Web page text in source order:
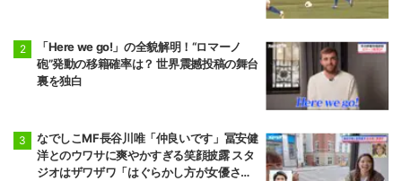
「Here we go!」の全貌解明！“ロマーノ
砲”発動の移籍確率は？ 世界震撼投稿の舞台
裏を独白
なでしこMF長谷川唯「仲良いです」冨安健
洋とのウワサに爽やかすぎる笑顔披露 スタ
ジオはザワザワ「はぐらかし方が女優さ